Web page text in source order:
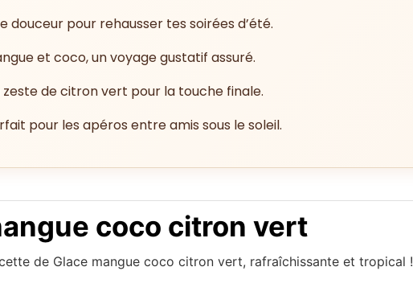
douceur pour rehausser tes soirées d’été.
et coco, un voyage gustatif assuré.
zeste de citron vert pour la touche finale.
pour les apéros entre amis sous le soleil.
coco citron vert
de Glace mangue coco citron vert, rafraîchissante et tropical !